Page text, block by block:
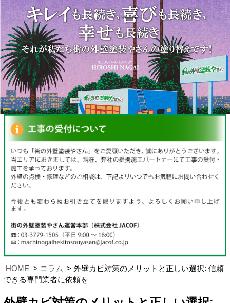
HOME コラム
外壁カビ対策のメリットと正しい選択: 信頼
できる専門業者に依頼を